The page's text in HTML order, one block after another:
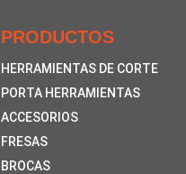
PRODUCTOS
HERRAMIENTAS DE CORTE
PORTA HERRAMIENTAS
ACCESORIOS
FRESAS
BROCAS